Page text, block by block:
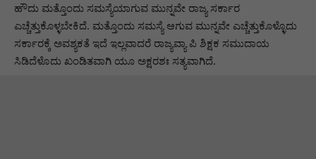
ಹೌದು ಮತ್ತೊಂದು ಸಮಸ್ಯೆಯಾಗುವ ಮುನ್ನವೇ ರಾಜ್ಯ ಸರ್ಕಾರ
ಎಚ್ಚೆತ್ತುಕೊಳ್ಳಬೇಕಿದೆ. ಮತ್ತೊಂದು ಸಮಸ್ಯೆ ಆಗುವ ಮುನ್ನವೇ ಎಚ್ಚೆತ್ತುಕೊಳ್ಳೊದು
ಸರ್ಕಾರಕ್ಕೆ ಅವಶ್ಯಕತೆ ಇದೆ ಇಲ್ಲವಾದರೆ ರಾಜ್ಯವ್ಯಾ ಪಿ ಶಿಕ್ಷಕ ಸಮುದಾಯ
ಸಿಡಿದೆಳೊದು ಖಂಡಿತವಾಗಿ ಯೂ ಅಕ್ಷರಶಃ ಸತ್ಯವಾಗಿದೆ.